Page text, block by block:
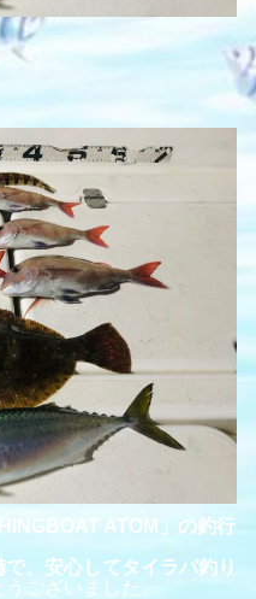
ATOM」の釣行
、安心してタイラバ釣り
ございました。